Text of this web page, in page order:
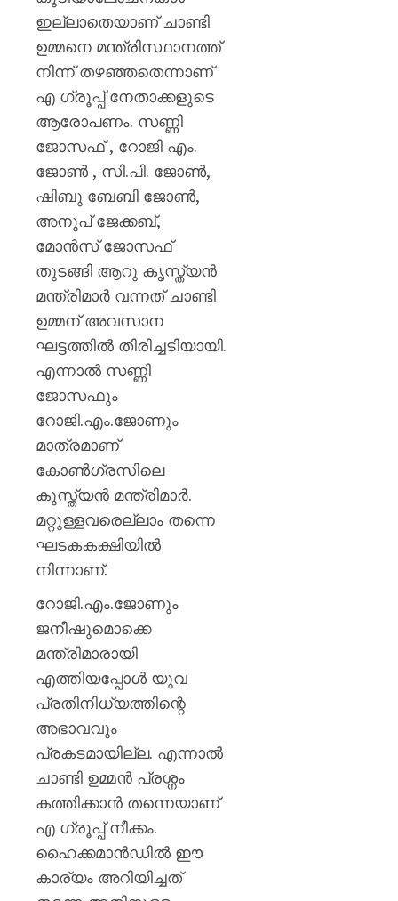
ഇല്ലാതെയാണ് ചാണ്ടി
ഉമ്മനെ മന്ത്രിസ്ഥാനത്ത്
നിന്ന് തഴഞ്ഞതെന്നാണ്
എ ഗ്രൂപ്പ് നേതാക്കളുടെ
ആരോപണം. സണ്ണി
ജോസഫ് , റോജി എം.
ജോൺ , സി.പി. ജോൺ,
ഷിബു ബേബി ജോൺ,
അനൂപ് ജേക്കബ്,
മോൻസ് ജോസഫ്
തുടങ്ങി ആറു കൃസ്ത്യന്‍
മന്ത്രിമാര്‍ വന്നത് ചാണ്ടി
ഉമ്മന് അവസാന
ഘട്ടത്തില്‍ തിരിച്ചടിയായി.
എന്നാല്‍ സണ്ണി
ജോസഫും
റോജി.എം.ജോണും
മാത്രമാണ്
കോണ്‍ഗ്രസിലെ
കുസ്ത്യന്‍ മന്ത്രിമാര്‍.
മറ്റുള്ളവരെല്ലാം തന്നെ
ഘടകകക്ഷിയില്‍
നിന്നാണ്.
റോജി.എം.ജോണും
ജനീഷുമൊക്കെ
മന്ത്രിമാരായി
എത്തിയപ്പോള്‍ യുവ
പ്രതിനിധ്യത്തിന്റെ
അഭാവവും
പ്രകടമായില്ല. എന്നാല്‍
ചാണ്ടി ഉമ്മന്‍ പ്രശ്നം
കത്തിക്കാന്‍ തന്നെയാണ്
എ ഗ്രൂപ്പ് നീക്കം.
ഹൈക്കമാന്‍ഡില്‍ ഈ
കാര്യം അറിയിച്ചത്